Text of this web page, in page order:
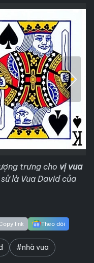
trưng cho vị vua
là Vua David của
link Theo dõi
#nhà vua